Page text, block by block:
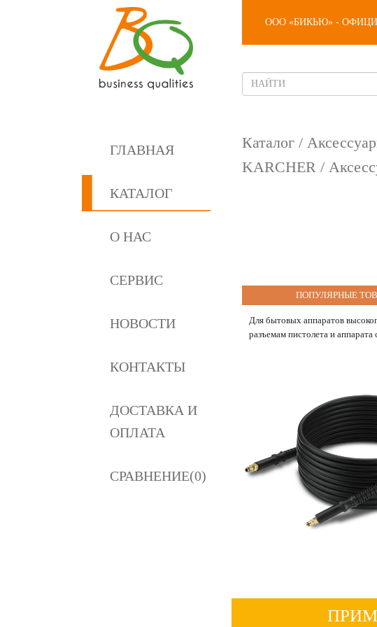
ГЛАВНАЯ
КАТАЛОГ
О НАС
СЕРВИС
НОВОСТИ
КОНТАКТЫ
ДОСТАВКА И
ОПЛАТА
СРАВНЕНИЕ(0)
ООО «БИКЬЮ» -
Каталог/
KARCHER/
ПОПУЛЯРНЫЕ
Для бытовых аппаратов
разъемам пистолета и